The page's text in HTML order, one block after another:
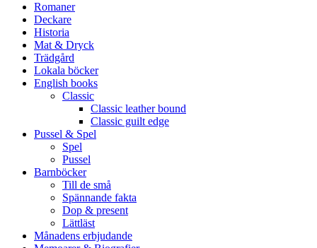
Romaner
Deckare
Historia
Mat & Dryck
Trädgård
Lokala böcker
English books
Classic
Classic leather bound
Classic guilt edge
Pussel & Spel
Spel
Pussel
Barnböcker
Till de små
Spännande fakta
Dop & present
Lättläst
Månadens erbjudande